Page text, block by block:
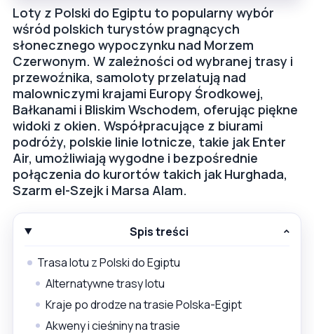
Loty z Polski do Egiptu to popularny wybór
wśród polskich turystów pragnących
słonecznego wypoczynku nad Morzem
Czerwonym. W zależności od wybranej trasy i
przewoźnika, samoloty przelatują nad
malowniczymi krajami Europy Środkowej,
Bałkanami i Bliskim Wschodem, oferując piękne
widoki z okien. Współpracujące z biurami
podróży, polskie linie lotnicze, takie jak Enter
Air, umożliwiają wygodne i bezpośrednie
połączenia do kurortów takich jak Hurghada,
Szarm el-Szejk i Marsa Alam.
Spis treści
Trasa lotu z Polski do Egiptu
Alternatywne trasy lotu
Kraje po drodze na trasie Polska-Egipt
Akweny i cieśniny na trasie